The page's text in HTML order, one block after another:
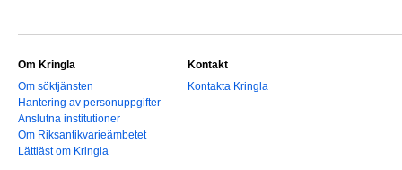
Om Kringla
Om söktjänsten
Hantering av personuppgifter
Anslutna institutioner
Om Riksantikvarieämbetet
Lättläst om Kringla
Kontakt
Kontakta Kringla